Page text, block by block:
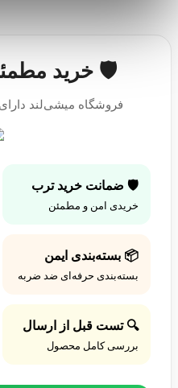
🛡️ خرید
فروشگاه میشی‌لند
🛡️ ضمانت خرید ترب
خریدی امن و مطمئن
📦 بسته‌بندی ایمن
بسته‌بندی حرفه‌ای ضد ضربه
🔍 تست قبل از ارسال
بررسی کامل محصول